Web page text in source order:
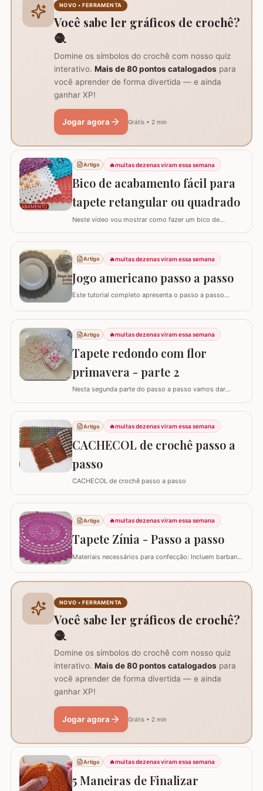
colcha inteira, visto que leva tempo e dedicação. Um
desafio que circula entre os crochêiros é…
NOVO • FERRAMENTA
Você sabe ler gráficos de crochê?
🧶
Domine os símbolos do crochê com nosso quiz
interativo. Mais de 80 pontos catalogados para
você aprender de forma divertida — e ainda
ganhar XP!
Jogar agora Grátis • 2 min
Artigo 🔥muitas dezenas viram essa semana
Bico de acabamento fácil para
tapete retangular ou quadrado
Neste vídeo vou mostrar como fazer um bico de
retangular ou quadrado. Fiz o bico de acabamento em 4
modelos de tapete com tamanhos e larguras diferentes
e assim consigo explicar algumas formas fáceis de
adaptar para outros tamanhos. No vídeo utilizei…
Artigo 🔥muitas dezenas viram essa semana
Jogo americano passo a passo
Este tutorial completo apresenta o passo a passo
praticidade e elegância na mesa posta. Este guia para
iniciantes foi desenvolvido para que você consiga criar
uma peça firme, bonita e com excelente…
Artigo 🔥muitas dezenas viram essa semana
Tapete redondo com flor
primavera - parte 2
Nesta segunda parte do passo a passo vamos dar
pronto... PARTE 1 - TAPETE REDONDO COM FLOR
PRIMAVERA PASSO A PASSO PARTE 1 PARTE 3 - TAPETE
REDONDO COM FLOR PRIMAVERA PASSO A PASSO
PARTE 3 FLOR PRIMAVERA PASSO A PASSO - FLOR
PRIMAVERA PASSO A PASSO
Artigo 🔥muitas dezenas viram essa semana
CACHECOL de crochê passo a
passo
CACHECOL de crochê passo a passo
Artigo 🔥muitas dezenas viram essa semana
Tapete Zínia - Passo a passo
Materiais necessários para confecção: Incluem barbante
corte o fio, mas prenda-o com ponto baixo no ponto
picô, para continuar o…
NOVO • FERRAMENTA
Você sabe ler gráficos de crochê?
🧶
Domine os símbolos do crochê com nosso quiz
interativo. Mais de 80 pontos catalogados para
você aprender de forma divertida — e ainda
ganhar XP!
Jogar agora Grátis • 2 min
Artigo 🔥muitas dezenas viram essa semana
5 Maneiras de Finalizar